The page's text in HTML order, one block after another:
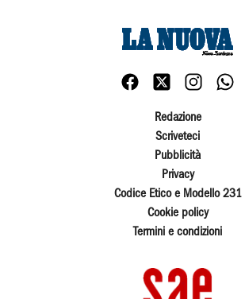
Redazione
Scriveteci
Pubblicità
Privacy
Codice Etico e Modello 231
Cookie policy
Termini e condizioni